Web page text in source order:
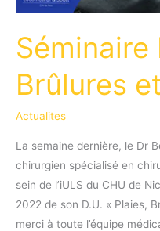
Séminaire
Brûlures
Actualites
La semaine dernière, le Dr
chirurgien spécialisé en
sein de l’iULS du CHU de
2022 de son D.U. « Plaies,
merci à toute l’équipe